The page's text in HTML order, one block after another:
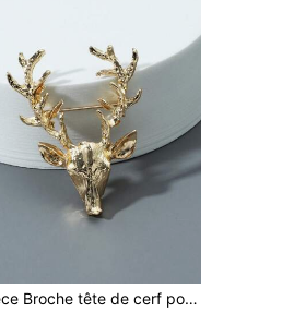
1 pièce Broche tête de cerf pour hommes, accessoire de mode casual pour tous les jours